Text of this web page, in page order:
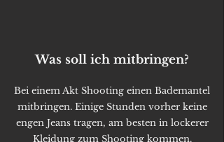
Was soll ich mitbringen?
Bei einem Akt Shooting einen Bademantel
mitbringen. Einige Stunden vorher keine
engen Jeans tragen, am besten in lockerer
Kleidung zum Shooting kommen.